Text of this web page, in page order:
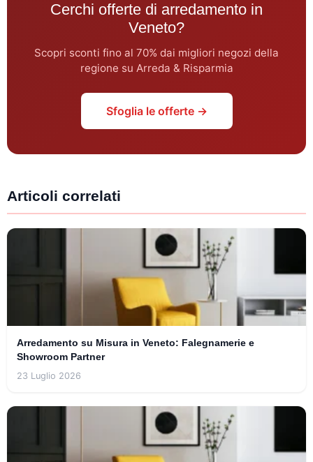
Cerchi offerte di arredamento in
Veneto?
Scopri sconti fino al 70% dai migliori negozi della
regione su Arreda & Risparmia
Sfoglia le offerte →
Articoli correlati
Arredamento su Misura in Veneto: Falegnamerie e
Showroom Partner
23 Luglio 2026